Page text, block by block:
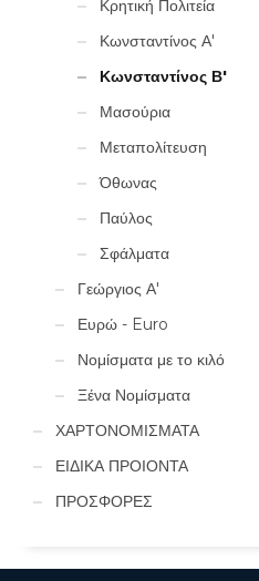
Κρητική Πολιτεία
Κωνσταντίνος Α'
Κωνσταντίνος Β'
Μασούρια
Μεταπολίτευση
Όθωνας
Παύλος
Σφάλματα
Γεώργιος Α'
Ευρώ - Euro
Νομίσματα με το κιλό
Ξένα Νομίσματα
ΧΑΡΤΟΝΟΜΙΣΜΑΤΑ
ΕΙΔΙΚΑ ΠΡΟΙΟΝΤΑ
ΠΡΟΣΦΟΡΕΣ